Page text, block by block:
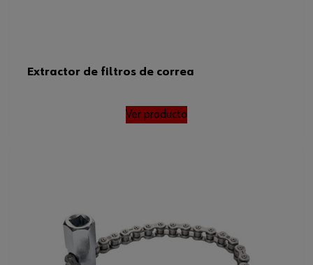
Extractor de filtros de correa
Ver producto